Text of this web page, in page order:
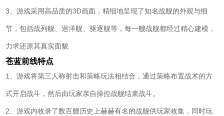
3、游戏采用高品质的3D画面，精细地呈现了知名战舰的外观与细
节，包括战列舰、巡洋舰、驱逐舰等，每一艘战舰都经过精心建模，
力求还原其真实面貌
苍蓝前线特点
1、游戏将第三人称射击和策略玩法相结合，通过策略布置战术的方
式开启战斗，然后由玩家亲自操控战舰结束战斗。
2、游戏内收录了数百艘历史上赫赫有名的战舰供玩家收集，同时玩